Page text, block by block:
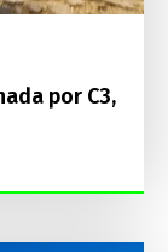
por C3,